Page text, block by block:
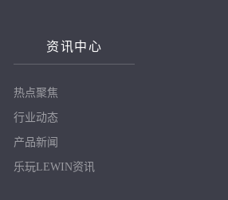
资讯中心
热点聚焦
行业动态
产品新闻
乐玩LEWIN资讯